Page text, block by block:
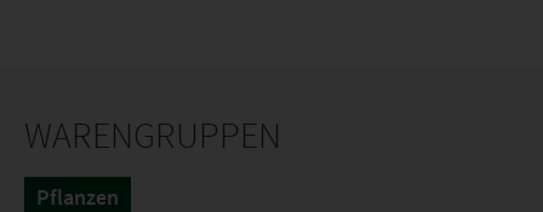
WARENGRUPPEN
Pflanzen